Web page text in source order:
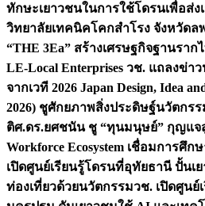
ทักษะเยาวชนในการใช้โดรนเพื่อส่ง
วิทยาลัยเทคนิคโคกสำโรง จังหวัดล
“THE 3Ea” สร้างเศรษฐกิจฐานราก
LE-Local Enterprises วช. แถลงข่า
จากเวที 2026 Japan Design, Idea
2026) ชูศักยภาพสิ่งประดิษฐ์นวัตกร
ติศ.ดร.ยศชนัน ชู “ทุนมนุษย์” กุญแจ
Workforce Ecosystem เชื่อมการศึ
เปิดศูนย์เรียนรู้โดรนที่อุทัยธานี ปั้น
ท่องเที่ยวด้วยนวัตกรรมวช. เปิดศูนย์